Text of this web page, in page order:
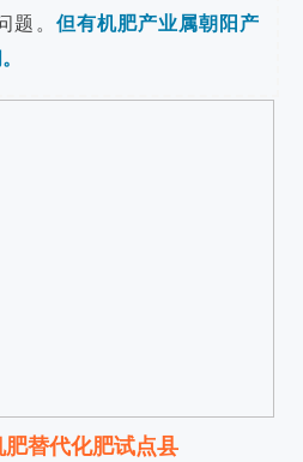
题。 但有机肥产业属朝阳产
替代化肥试点县